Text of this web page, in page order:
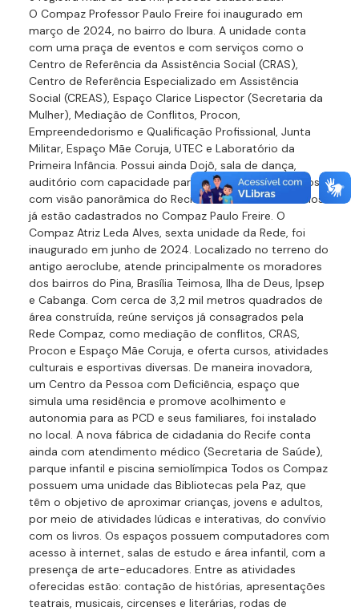
O Compaz Professor Paulo Freire foi inaugurado em
março de 2024, no bairro do Ibura. A unidade conta
com uma praça de eventos e com serviços como o
Centro de Referência da Assistência Social (CRAS),
Centro de Referência Especializado em Assistência
Social (CREAS), Espaço Clarice Lispector (Secretaria da
Mulher), Mediação de Conflitos, Procon,
Empreendedorismo e Qualificação Profissional, Junta
Militar, Espaço Mãe Coruja, UTEC e Laboratório da
Primeira Infância. Possui ainda Dojô, sala de dança,
auditório com capacidade para 114 pessoas e terraços
com visão panorâmica do Recife. Mais de 7 mil usuários
já estão cadastrados no Compaz Paulo Freire. O
Compaz Atriz Leda Alves, sexta unidade da Rede, foi
inaugurado em junho de 2024. Localizado no terreno do
antigo aeroclube, atende principalmente os moradores
dos bairros do Pina, Brasília Teimosa, Ilha de Deus, Ipsep
e Cabanga. Com cerca de 3,2 mil metros quadrados de
área construída, reúne serviços já consagrados pela
Rede Compaz, como mediação de conflitos, CRAS,
Procon e Espaço Mãe Coruja, e oferta cursos, atividades
culturais e esportivas diversas. De maneira inovadora,
um Centro da Pessoa com Deficiência, espaço que
simula uma residência e promove acolhimento e
autonomia para as PCD e seus familiares, foi instalado
no local. A nova fábrica de cidadania do Recife conta
ainda com atendimento médico (Secretaria de Saúde),
parque infantil e piscina semiolímpica Todos os Compaz
possuem uma unidade das Bibliotecas pela Paz, que
têm o objetivo de aproximar crianças, jovens e adultos,
por meio de atividades lúdicas e interativas, do convívio
com os livros. Os espaços possuem computadores com
acesso à internet, salas de estudo e área infantil, com a
presença de arte-educadores. Entre as atividades
oferecidas estão: contação de histórias, apresentações
teatrais, musicais, circenses e literárias, rodas de